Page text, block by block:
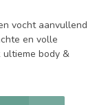
vocht aanvullend
en volle
body &